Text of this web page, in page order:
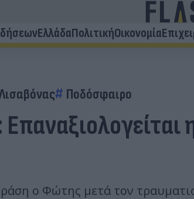
ΕλλάδαΠολιτικήΟικονομία
Ποδόσφαιρο
ο Φώτης μετά τον